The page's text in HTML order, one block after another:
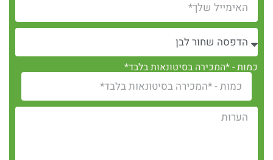
כמות - *המכירה בסיטונאות בלבד*